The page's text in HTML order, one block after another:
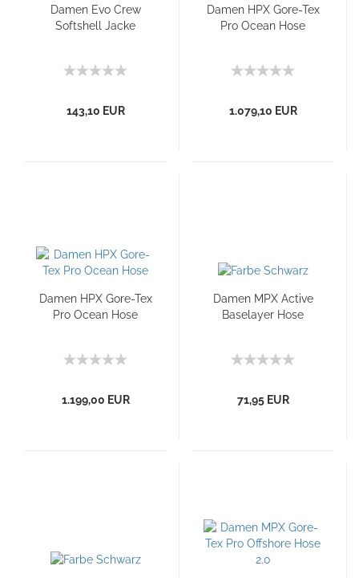
Damen Evo Crew
Softshell Jacke
143,10 EUR
Damen HPX Gore-Tex
Pro Ocean Hose
1.079,10 EUR
Damen HPX Gore-Tex
Pro Ocean Hose
1.199,00 EUR
Damen MPX Active
Baselayer Hose
71,95 EUR